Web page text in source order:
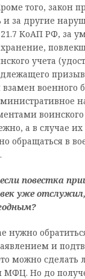
того, закон
и за другие
21.7 КоАП РФ, за
учета
взамен военного
а в случае их
обращаться в
повестка
уже
нужно
и
можно сделать
МФЦ. Но до